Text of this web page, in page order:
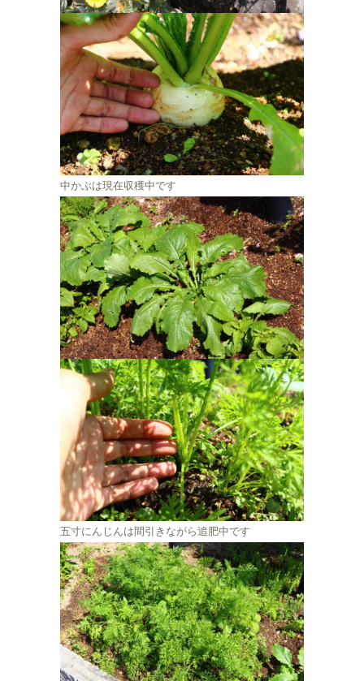
中かぶは現在収穫中です
五寸にんじんは間引きながら追肥中です